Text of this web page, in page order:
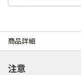
商品詳細
注意